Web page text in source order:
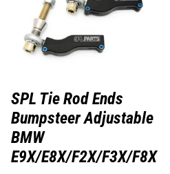
SPL Tie Rod Ends
Bumpsteer Adjustable
BMW
E9X/E8X/F2X/F3X/F8X